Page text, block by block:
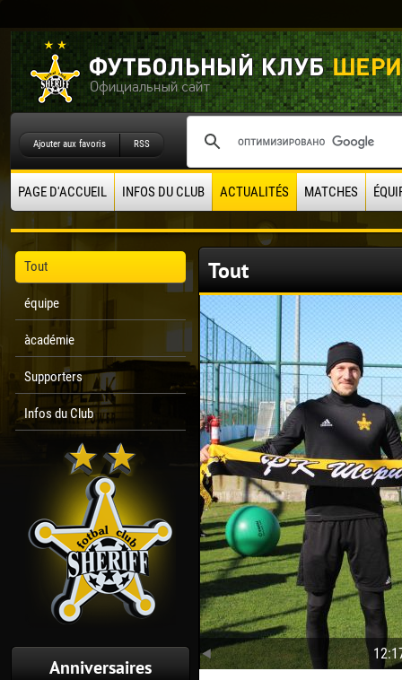
Ajouter aux favoris RSS
PAGE D'ACCUEIL INFOS DU CLUB ACTUALITÉS MATCHES
Tout
équipe
àcadémie
Supporters
Infos du Club
Anniversaires
Tout